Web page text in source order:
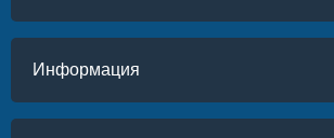
Информация